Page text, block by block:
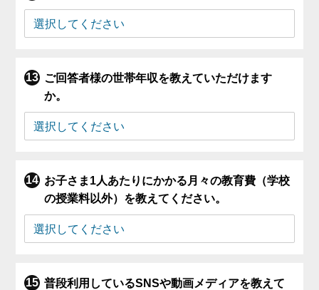
ご回答者様の世帯年収を教えていただけます
か。
お子さま1人あたりにかかる月々の教育費（学校
の授業料以外）を教えてください。
普段利用しているSNSや動画メディアを教えて